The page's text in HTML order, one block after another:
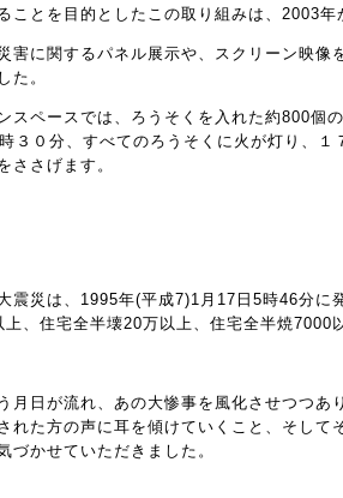
ことを目的としたこの取り組みは、2003
害に関するパネル展示や、スクリーン映
た。
スペースでは、ろうそくを入れた約800個
３０分、すべてのろうそくに火が灯り、
ささげます。
震災は、1995年(平成7)1月17日5時46分
上、住宅全半壊20万以上、住宅全半焼7000
月日が流れ、あの大惨事を風化させつつ
れた方の声に耳を傾けていくこと、そし
づかせていただきました。